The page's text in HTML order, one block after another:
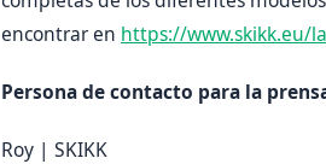
encontrar en https://www.skikk.eu/
Persona de contacto para la
Roy | SKIKK